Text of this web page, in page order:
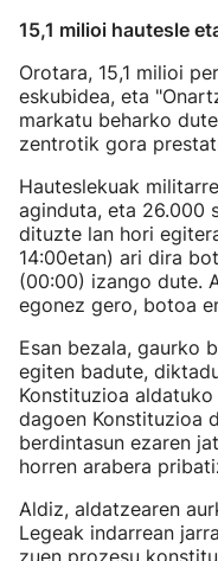
15,1 milioi hautesle
Orotara, 15,1 milioi
eskubidea, eta
markatu beharko
zentrotik gora
Hauteslekuak
aginduta, eta 26.000
dituzte lan hori
14:00etan) ari dira
(00:00) izango dute.
egonez gero, botoa
Esan bezala, gaurko
egiten badute,
Konstituzioa
dagoen Konstituzioa
berdintasun ezaren
horren arabera
Aldiz, aldatzearen
Legeak indarrean
zuen prozesu